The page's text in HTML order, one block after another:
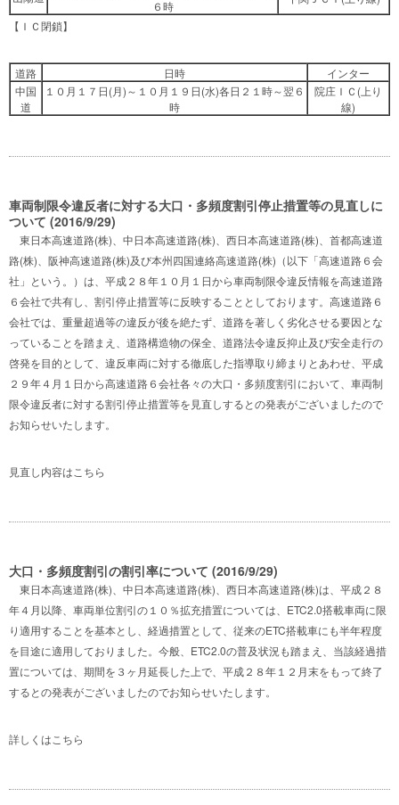
６時
【ＩＣ閉鎖】
道路 日時
インター
中国
道
１０月１７日(月)～１０月１９日(水)各日２１時～翌６
時
院庄ＩＣ(上り
線)
車両制限令違反者に対する大口・多頻度割引停止措置等の見直しに
ついて (2016/9/29)
東日本高速道路(株)、中日本高速道路(株)、西日本高速道路(株)、首都高速道
路(株)、阪神高速道路(株)及び本州四国連絡高速道路(株)（以下「高速道路６会
社」という。）は、平成２８年１０月１日から車両制限令違反情報を高速道路
６会社で共有し、割引停止措置等に反映することとしております。高速道路６
会社では、重量超過等の違反が後を絶たず、道路を著しく劣化させる要因とな
っていることを踏まえ、道路構造物の保全、道路法令違反抑止及び安全走行の
啓発を目的として、違反車両に対する徹底した指導取り締まりとあわせ、平成
２９年４月１日から高速道路６会社各々の大口・多頻度割引において、車両制
限令違反者に対する割引停止措置等を見直しするとの発表がございましたので
お知らせいたします。
見直し内容は こちら
大口・多頻度割引の割引率について (2016/9/29)
東日本高速道路(株)、中日本高速道路(株)、西日本高速道路(株)は、平成２８
年４月以降、車両単位割引の１０％拡充措置については、ETC2.0搭載車両に限
り適用することを基本とし、経過措置として、従来のETC搭載車にも半年程度
を目途に適用しておりました。今般、ETC2.0の普及状況も踏まえ、当該経過措
置については、期間を３ヶ月延長した上で、平成２８年１２月末をもって終了
するとの発表がございましたのでお知らせいたします。
詳しくは こちら